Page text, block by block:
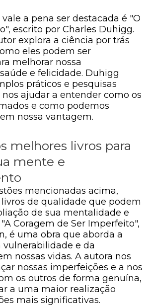
a pena ser destacada é "O
escrito por Charles Duhigg.
explora a ciência por trás
eles podem ser
melhorar nossa
e felicidade. Duhigg
práticos e pesquisas
ajudar a entender como os
e como podemos
nossa vantagem.
melhores livros para
mente e
mencionadas acima,
de qualidade que podem
de sua mentalidade e
Coragem de Ser Imperfeito",
é uma obra que aborda a
e da
nossas vidas. A autora nos
nossas imperfeições e a nos
os outros de forma genuína,
a uma maior realização
mais significativas.